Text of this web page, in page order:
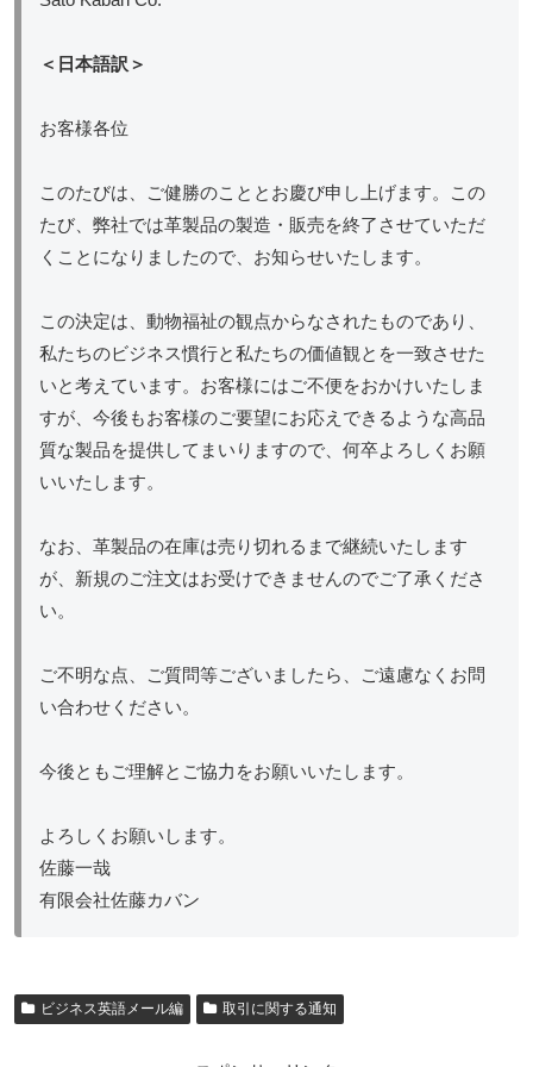
＜日本語訳＞
お客様各位
このたびは、ご健勝のこととお慶び申し上げます。この
たび、弊社では革製品の製造・販売を終了させていただ
くことになりましたので、お知らせいたします。
この決定は、動物福祉の観点からなされたものであり、
私たちのビジネス慣行と私たちの価値観とを一致させた
いと考えています。お客様にはご不便をおかけいたしま
すが、今後もお客様のご要望にお応えできるような高品
質な製品を提供してまいりますので、何卒よろしくお願
いいたします。
なお、革製品の在庫は売り切れるまで継続いたします
が、新規のご注文はお受けできませんのでご了承くださ
い。
ご不明な点、ご質問等ございましたら、ご遠慮なくお問
い合わせください。
今後ともご理解とご協力をお願いいたします。
よろしくお願いします。
佐藤一哉
有限会社佐藤カバン
ビジネス英語メール編 取引に関する通知